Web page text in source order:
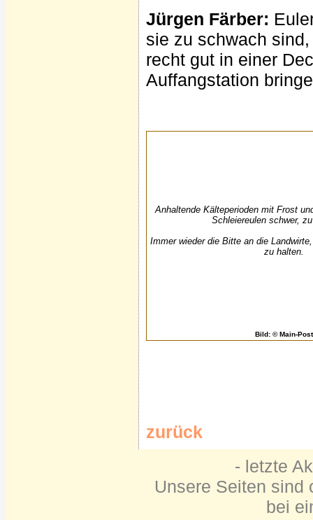
Jürgen Färber:
sie zu schwach
recht gut in einer
Auffangstation
Anhaltende Kälteperioden mit Frost
Schleiereulen schwer,
Immer wieder die Bitte an die
zu halten.
Bild: © Main-Post
zurück
- letzte
Unsere Seiten sind
bei